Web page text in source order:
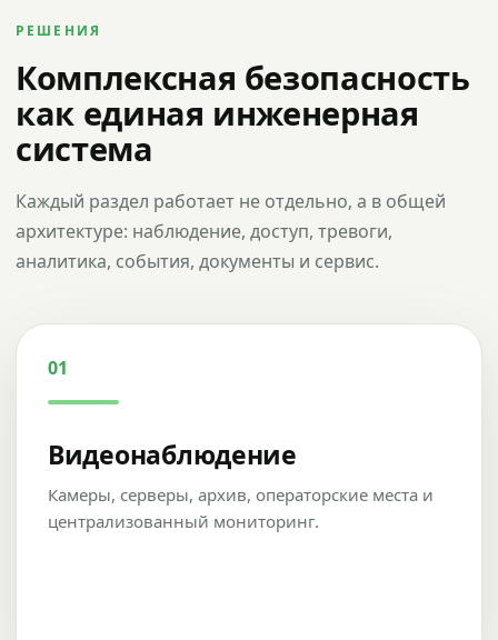
РЕШЕНИЯ
Комплексная безопасность
как единая инженерная
система
Каждый раздел работает не отдельно, а в общей
архитектуре: наблюдение, доступ, тревоги,
аналитика, события, документы и сервис.
01
Видеонаблюдение
Камеры, серверы, архив, операторские места и
централизованный мониторинг.